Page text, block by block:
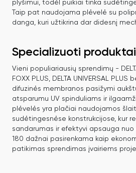
plyšimui, todėl puikiai tinka
Taip pat naudojama plėvelė su
danga, kuri užtikrina dar didesnį
Specializuoti
Vieni populiariausių sprendimų -
FOXX PLUS, DELTA UNIVERSAL PLUS
difuzinės membranos pasižymi
atsparumu UV spinduliams ir
plėvelės yra plačiai naudojamos
sudėtingesnėse konstrukcijose, kur
sandarumas ir efektyvi apsauga nuo
180 dažnai pasirenkama kaip
patikimas sprendimas įvairiems